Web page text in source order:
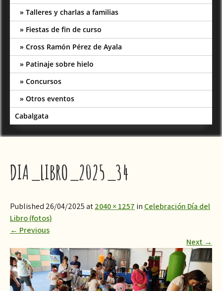
Talleres y charlas a familias
Fiestas de fin de curso
Cross Ramón Pérez de Ayala
Patinaje sobre hielo
Concursos
Otros eventos
Cabalgata
DIA_LIBRO_2025_34
Published 26/04/2025 at2040 × 1257 in Celebración Día del
Libro (fotos)
← Previous
Next →